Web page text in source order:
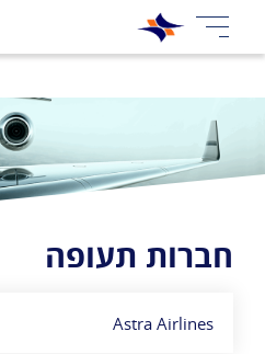
חברות תעופה